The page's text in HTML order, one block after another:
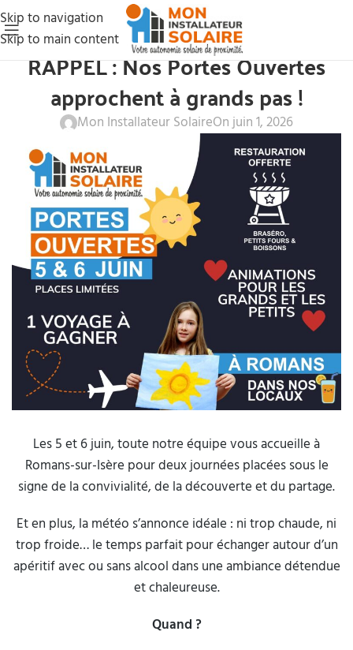
Skip to navigation
Skip to main content
NOS ACTUS
RAPPEL : Nos Portes Ouvertes
approchent à grands pas !
Mon Installateur SolaireOn juin 1, 2026
Les 5 et 6 juin, toute notre équipe vous accueille à
Romans-sur-Isère pour deux journées placées sous le
signe de la convivialité, de la découverte et du partage.
Et en plus, la météo s’annonce idéale : ni trop chaude, ni
trop froide… le temps parfait pour échanger autour d’un
apéritif avec ou sans alcool dans une ambiance détendue
et chaleureuse.
Quand ?